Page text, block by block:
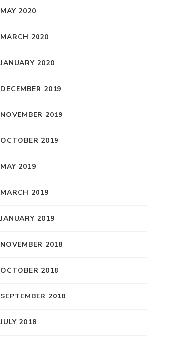
MAY 2020
MARCH 2020
JANUARY 2020
DECEMBER 2019
NOVEMBER 2019
OCTOBER 2019
MAY 2019
MARCH 2019
JANUARY 2019
NOVEMBER 2018
OCTOBER 2018
SEPTEMBER 2018
JULY 2018